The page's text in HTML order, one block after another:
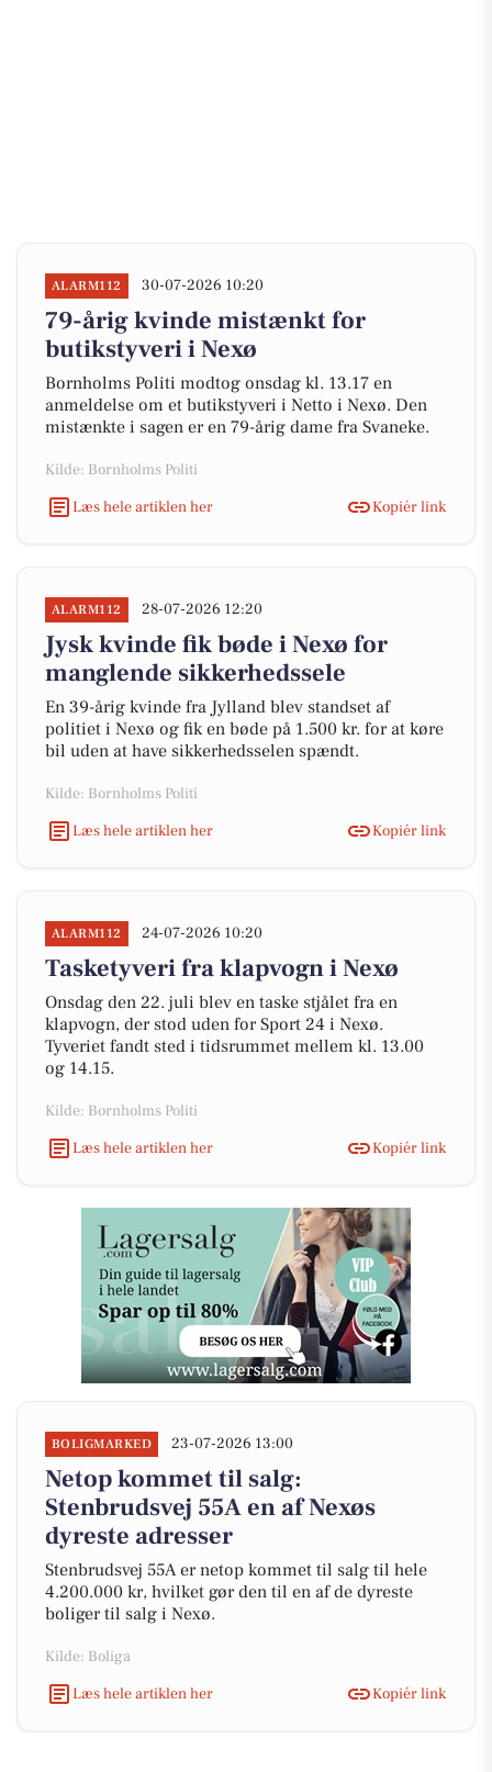
ALARM112 30-07-2026 10:20
79-årig kvinde mistænkt for
butikstyveri i Nexø
Bornholms Politi modtog onsdag kl. 13.17 en
anmeldelse om et butikstyveri i Netto i Nexø. Den
mistænkte i sagen er en 79-årig dame fra Svaneke.
Kilde: Bornholms Politi
Læs hele artiklen her
Kopiér link
ALARM112 28-07-2026 12:20
Jysk kvinde fik bøde i Nexø for
manglende sikkerhedssele
En 39-årig kvinde fra Jylland blev standset af
politiet i Nexø og fik en bøde på 1.500 kr. for at køre
bil uden at have sikkerhedsselen spændt.
Kilde: Bornholms Politi
Læs hele artiklen her
Kopiér link
ALARM112 24-07-2026 10:20
Tasketyveri fra klapvogn i Nexø
Onsdag den 22. juli blev en taske stjålet fra en
klapvogn, der stod uden for Sport 24 i Nexø.
Tyveriet fandt sted i tidsrummet mellem kl. 13.00
og 14.15.
Kilde: Bornholms Politi
Læs hele artiklen her
Kopiér link
BOLIGMARKED 23-07-2026 13:00
Netop kommet til salg:
Stenbrudsvej 55A en af Nexøs
dyreste adresser
Stenbrudsvej 55A er netop kommet til salg til hele
4.200.000 kr, hvilket gør den til en af de dyreste
boliger til salg i Nexø.
Kilde: Boliga
Læs hele artiklen her
Kopiér link